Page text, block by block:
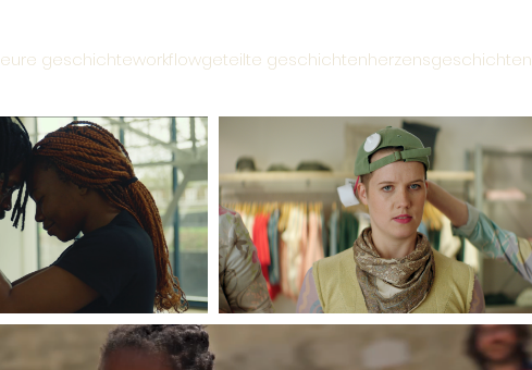
eure geschichteworkflowgeteilte geschichtenherzensgeschichten